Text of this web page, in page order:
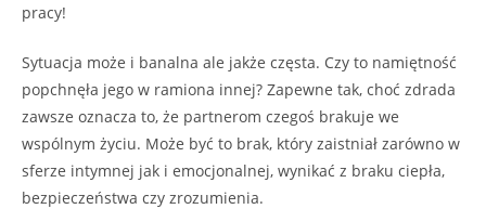
pracy!
Sytuacja może i banalna ale jakże częsta. Czy to namiętność
popchnęła jego w ramiona innej? Zapewne tak, choć zdrada
zawsze oznacza to, że partnerom czegoś brakuje we
wspólnym życiu. Może być to brak, który zaistniał zarówno w
sferze intymnej jak i emocjonalnej, wynikać z braku ciepła,
bezpieczeństwa czy zrozumienia.